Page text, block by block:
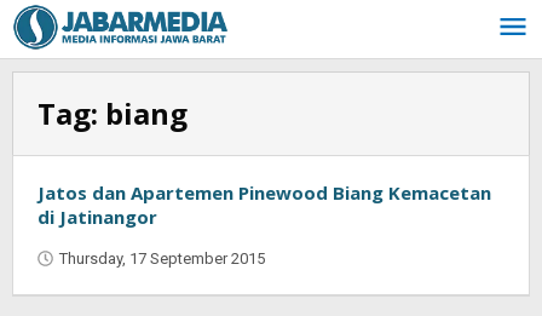
Skip
to
content
Tag: biang
Jatos dan Apartemen Pinewood Biang Kemacetan
di Jatinangor
Thursday, 17 September 2015